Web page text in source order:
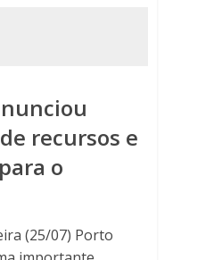
recursos e
o
(25/07) Porto